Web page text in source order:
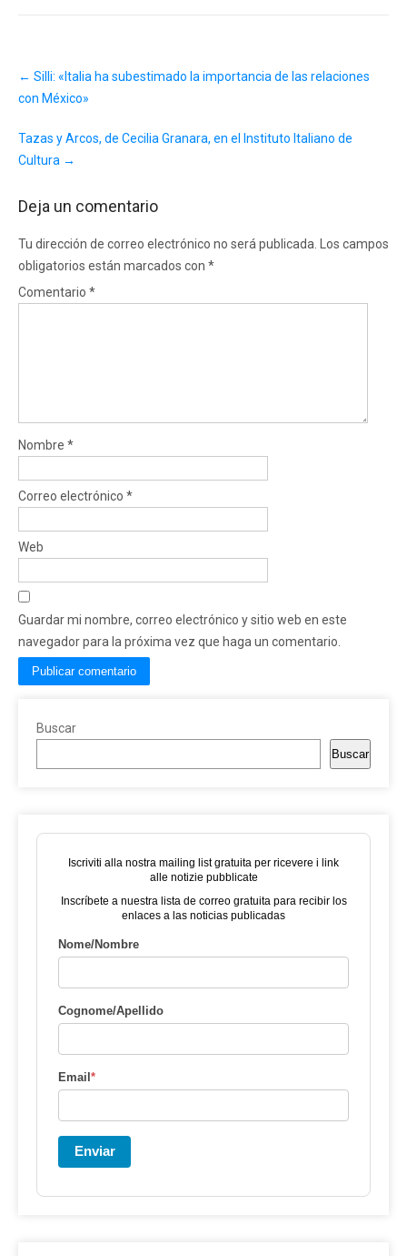
navigation
← Silli: «Italia ha subestimado la importancia de las relaciones
con México»
Tazas y Arcos, de Cecilia Granara, en el Instituto Italiano de
Cultura →
Deja un comentario
Tu dirección de correo electrónico no será publicada.
Los campos
obligatorios están marcados con *
Comentario *
Nombre *
Correo electrónico *
Web
Guardar mi nombre, correo electrónico y sitio web en este
navegador para la próxima vez que haga un comentario.
Buscar
Buscar
Iscriviti alla nostra mailing list gratuita per ricevere i link
alle notizie pubblicate
Inscríbete a nuestra lista de correo gratuita para recibir los
enlaces a las noticias publicadas
Nome/Nombre
Cognome/Apellido
Email*
Enviar